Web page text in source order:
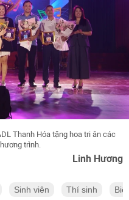
Thanh Hóa tặng hoa tri ân các
trình.
Linh Hương
Sinh viên Thí sinh